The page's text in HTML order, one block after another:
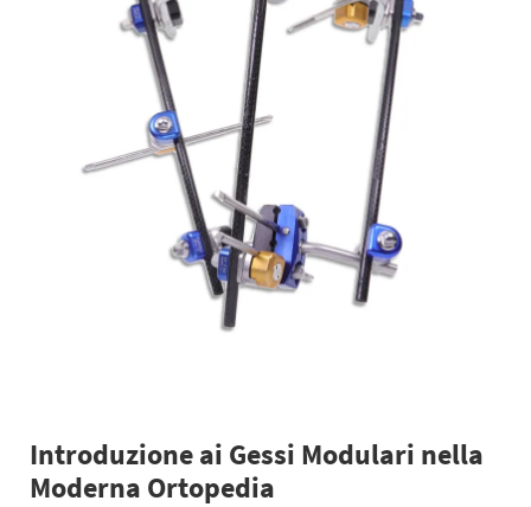
Introduzione ai Gessi Modulari nella
Moderna Ortopedia